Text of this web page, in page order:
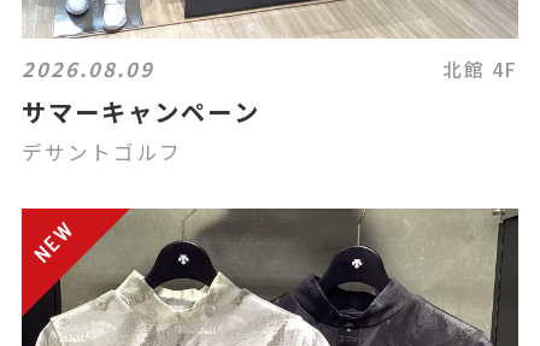
2026.08.09 北館 4F
サマーキャンペーン
デサントゴルフ